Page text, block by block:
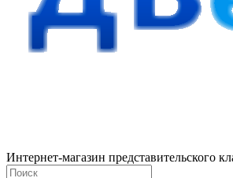
Интернет-магазин представительского